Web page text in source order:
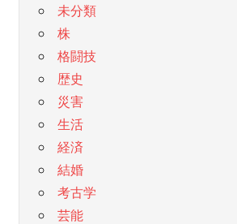
未分類
株
格闘技
歴史
災害
生活
経済
結婚
考古学
芸能